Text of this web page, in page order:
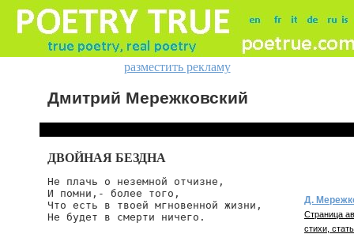
разместить рекламу
Дмитрий Мережковский
ДВОЙНАЯ БЕЗДНА
Не плачь о неземной отчизне,
И помни,- более того,
Что есть в твоей мгновенной жизни,
Не будет в смерти ничего.
Д.
Страница
стихи,